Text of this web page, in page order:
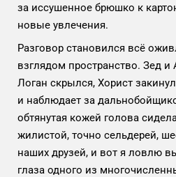
за иссушенное брюшко к
новые увлечения.
Разговор становился всё
взглядом пространство. Зед
Логан скрылся, Хорист
и наблюдает за
обтянутая кожей голова
жилистой, точно сельдерей,
наших друзей, и вот я ловлю
глаза одного из